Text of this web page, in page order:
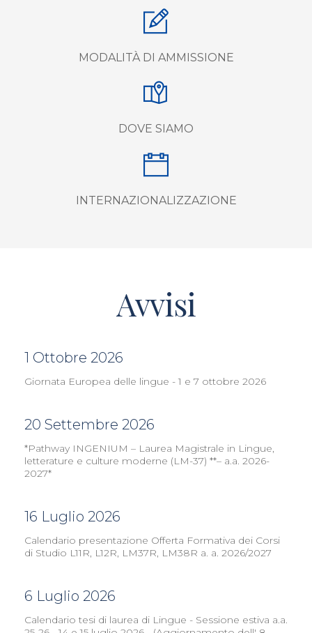
MODALITÀ DI AMMISSIONE
DOVE SIAMO
INTERNAZIONALIZZAZIONE
Avvisi
1 Ottobre 2026
Giornata Europea delle lingue - 1 e 7 ottobre 2026
20 Settembre 2026
*Pathway INGENIUM – Laurea Magistrale in Lingue,
letterature e culture moderne (LM-37) **– a.a. 2026-
2027*
16 Luglio 2026
Calendario presentazione Offerta Formativa dei Corsi
di Studio L11R, L12R, LM37R, LM38R a. a. 2026/2027
6 Luglio 2026
Calendario tesi di laurea di Lingue - Sessione estiva a.a.